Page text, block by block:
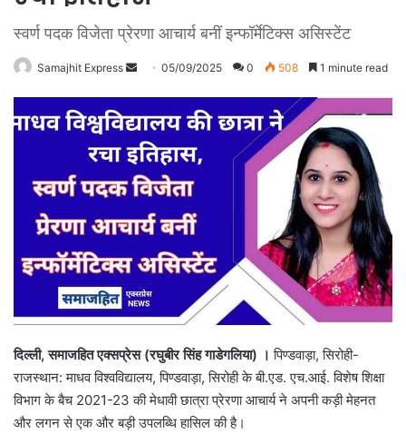
स्वर्ण पदक विजेता प्रेरणा आचार्य बनीं इन्फॉर्मेटिक्स असिस्टेंट
Samajhit Express
Send05/09/2025 0 508 1 minute read
दिल्ली,समाजहित एक्सप्रेस (रघुबीर सिंह गाडेगलिया) । पिण्डवाड़ा, सिरोही-
राजस्थान: माधव विश्वविद्यालय, पिण्डवाड़ा, सिरोही के बी.एड. एच.आई. विशेष शिक्षा
विभाग के बैच 2021-23 की मेधावी छात्रा प्रेरणा आचार्य ने अपनी कड़ी मेहनत
और लगन से एक और बड़ी उपलब्धि हासिल की है।